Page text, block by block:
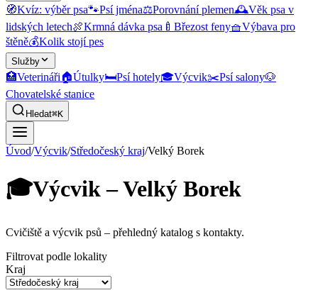
🧭Kvíz: výběr psa🐾Psí jména⚖️Porovnání plemen🕰️Věk psa v
lidských letech🍖Krmná dávka psa 🍼 Březost feny🧺Výbava pro
štěně💰Kolik stojí pes
Služby
🏥Veterináři🏠Útulky🛏️Psí hotely🎓Výcvik✂️Psí salony🐶
Chovatelské stanice
Hledat⌘K
Úvod/Výcvik/Středočeský kraj/Velký Borek
🎓Výcvik – Velký Borek
Cvičiště a výcvik psů – přehledný katalog s kontakty.
Filtrovat podle lokality
Kraj